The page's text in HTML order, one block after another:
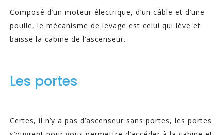
Composé d’un moteur électrique, d’un câble et d’une
poulie, le mécanisme de levage est celui qui lève et
baisse la cabine de l’ascenseur.
Les portes
Certes, il n’y a pas d’ascenseur sans portes, les portes